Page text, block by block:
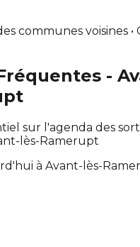
communes voisines •
-
sur l'agenda des
lès-Ramerupt
à Avant-lès-